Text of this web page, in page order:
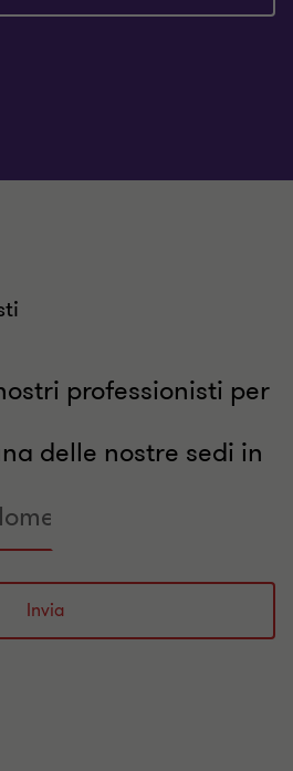
professionisti per
delle nostre sedi in
Invia